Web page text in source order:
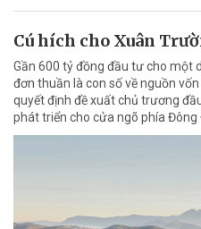
Cú hích cho Xuân
Gần 600 tỷ đồng đầu tư cho một
đơn thuần là con số về nguồn
quyết định đề xuất chủ trương
phát triển cho cửa ngõ phía Đông